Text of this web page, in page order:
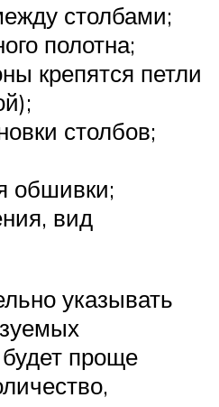
столбами;
полотна;
крепятся петли
столбов;
обшивки;
вид
указывать
проще